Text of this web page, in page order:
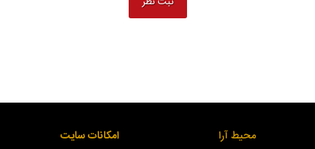
محیط آرا امکانات سایت